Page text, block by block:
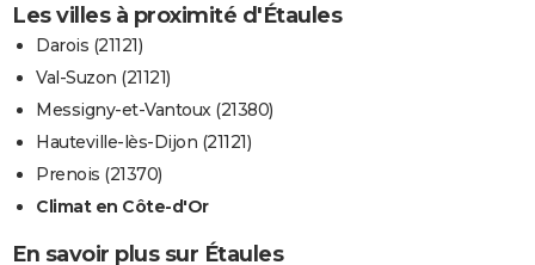
Les villes à proximité d'Étaules
Darois (21121)
Val-Suzon (21121)
Messigny-et-Vantoux (21380)
Hauteville-lès-Dijon (21121)
Prenois (21370)
Climat en Côte-d'Or
En savoir plus sur Étaules